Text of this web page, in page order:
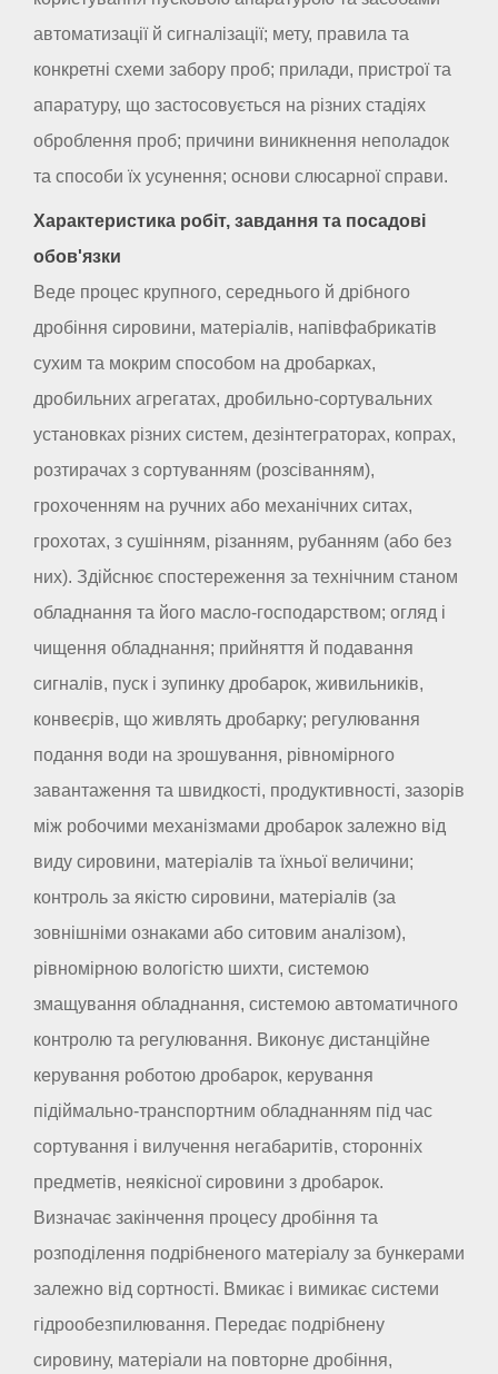
автоматизації й сигналізації; мету, правила та
конкретні схеми забору проб; прилади, пристрої та
апаратуру, що застосовується на різних стадіях
оброблення проб; причини виникнення неполадок
та способи їх усунення; основи слюсарної справи.
Характеристика робіт, завдання та посадові
обов'язки
Веде процес крупного, середнього й дрібного
дробіння сировини, матеріалів, напівфабрикатів
сухим та мокрим способом на дробарках,
дробильних агрегатах, дробильно-сортувальних
установках різних систем, дезінтеграторах, копрах,
розтирачах з сортуванням (розсіванням),
грохоченням на ручних або механічних ситах,
грохотах, з сушінням, різанням, рубанням (або без
них). Здійснює спостереження за технічним станом
обладнання та його масло-господарством; огляд і
чищення обладнання; прийняття й подавання
сигналів, пуск і зупинку дробарок, живильників,
конвеєрів, що живлять дробарку; регулювання
подання води на зрошування, рівномірного
завантаження та швидкості, продуктивності, зазорів
між робочими механізмами дробарок залежно від
виду сировини, матеріалів та їхньої величини;
контроль за якістю сировини, матеріалів (за
зовнішніми ознаками або ситовим аналізом),
рівномірною вологістю шихти, системою
змащування обладнання, системою автоматичного
контролю та регулювання. Виконує дистанційне
керування роботою дробарок, керування
підіймально-транспортним обладнанням під час
сортування і вилучення негабаритів, сторонніх
предметів, неякісної сировини з дробарок.
Визначає закінчення процесу дробіння та
розподілення подрібненого матеріалу за бункерами
залежно від сортності. Вмикає і вимикає системи
гідрообезпилювання. Передає подрібнену
сировину, матеріали на повторне дробіння,